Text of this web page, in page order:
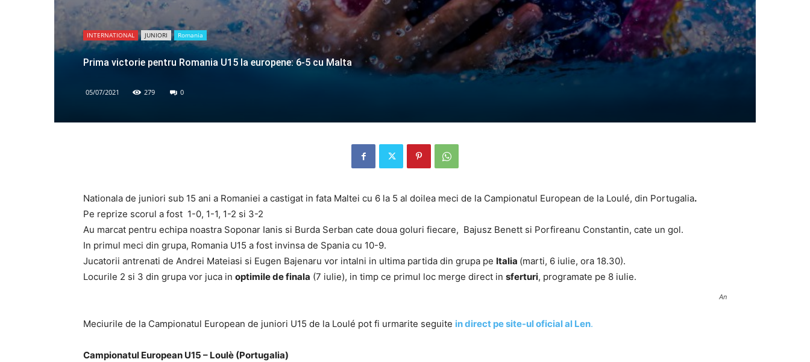
INTERNATIONAL JUNIORI Romania
Prima victorie pentru Romania U15 la europene: 6-5 cu Malta
05/07/2021 279 0
Nationala de juniori sub 15 ani a Romaniei a castigat in fata Maltei cu 6 la 5 al doilea meci de la Campionatul European de la Loulé, din Portugalia.
Pe reprize scorul a fost 1-0, 1-1, 1-2 si 3-2
Au marcat pentru echipa noastra Soponar Ianis si Burda Serban cate doua goluri fiecare, Bajusz Benett si Porfireanu Constantin, cate un gol.
In primul meci din grupa, Romania U15 a fost invinsa de Spania cu 10-9.
Jucatorii antrenati de Andrei Mateiasi si Eugen Bajenaru vor intalni in ultima partida din grupa pe Italia (marti, 6 iulie, ora 18.30).
Locurile 2 si 3 din grupa vor juca in optimile de finala (7 iulie), in timp ce primul loc merge direct in sferturi, programate pe 8 iulie.
An
Meciurile de la Campionatul European de juniori U15 de la Loulé pot fi urmarite seguite in direct pe site-ul oficial al Len.
Campionatul European U15 – Loulè (Portugalia)